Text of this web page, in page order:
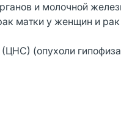
и молочной
матки у женщин и
(опухоли